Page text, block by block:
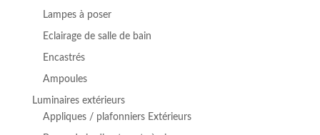
Lampes à poser
Eclairage de salle de bain
Encastrés
Ampoules
Luminaires extérieurs
Appliques / plafonniers Extérieurs